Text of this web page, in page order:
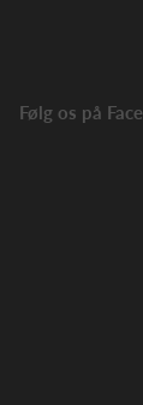
Følg os på